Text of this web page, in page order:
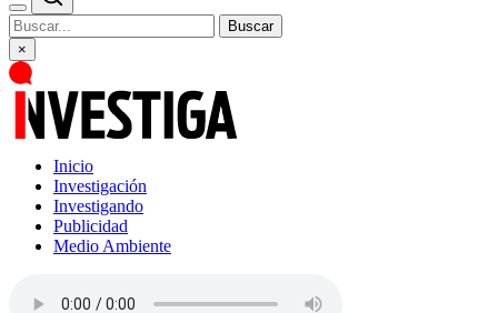
Buscar
×
Inicio
Investigación
Investigando
Publicidad
Medio Ambiente